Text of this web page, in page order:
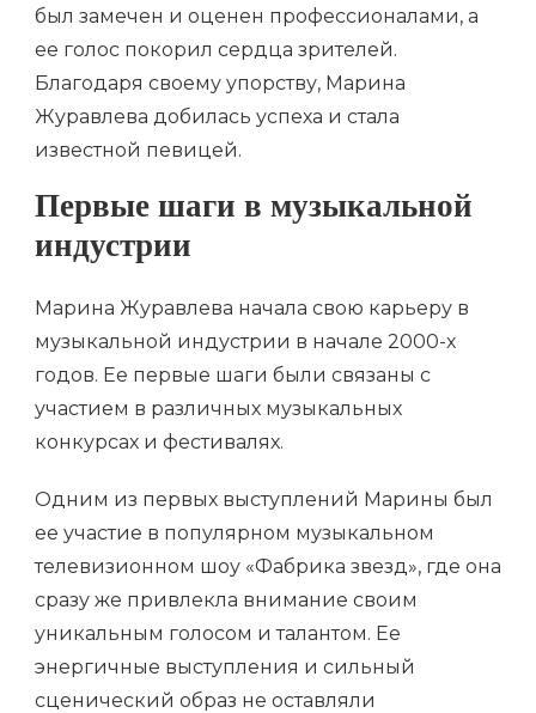
был замечен и оценен профессионалами, а
ее голос покорил сердца зрителей.
Благодаря своему упорству, Марина
Журавлева добилась успеха и стала
известной певицей.
Первые шаги в музыкальной
индустрии
Марина Журавлева начала свою карьеру в
музыкальной индустрии в начале 2000-х
годов. Ее первые шаги были связаны с
участием в различных музыкальных
конкурсах и фестивалях.
Одним из первых выступлений Марины был
ее участие в популярном музыкальном
телевизионном шоу «Фабрика звезд», где она
сразу же привлекла внимание своим
уникальным голосом и талантом. Ее
энергичные выступления и сильный
сценический образ не оставляли